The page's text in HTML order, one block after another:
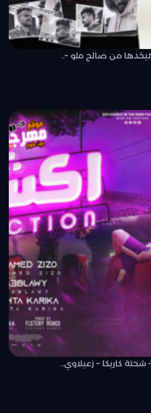
من صالح ملو –..
كاريكا – زعبلاوي..